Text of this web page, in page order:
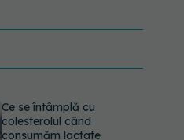
colesterolul când
Alergia la ambrozie: 4
lucruri esențiale despre
simptome, prevenție și